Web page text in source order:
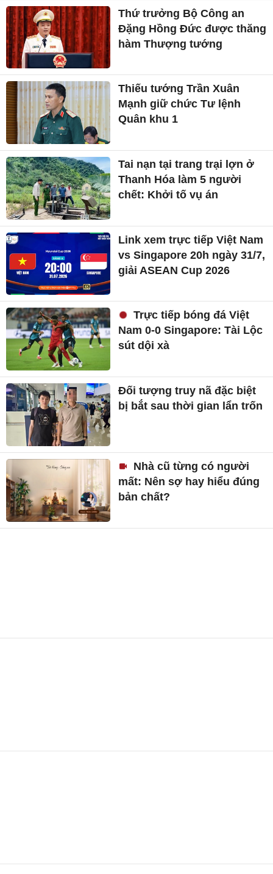
Thứ trưởng Bộ Công an
Đặng Hồng Đức được thăng
hàm Thượng tướng
Thiếu tướng Trần Xuân
Mạnh giữ chức Tư lệnh
Quân khu 1
Tai nạn tại trang trại lợn ở
Thanh Hóa làm 5 người
chết: Khởi tố vụ án
Link xem trực tiếp Việt Nam
vs Singapore 20h ngày 31/7,
giải ASEAN Cup 2026
Trực tiếp bóng đá Việt
Nam 0-0 Singapore: Tài Lộc
sút dội xà
Đối tượng truy nã đặc biệt
bị bắt sau thời gian lẩn trốn
Nhà cũ từng có người
mất: Nên sợ hay hiểu đúng
bản chất?